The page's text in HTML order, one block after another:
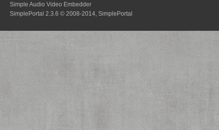
Simple Audio Video Embedder
SimplePortal 2.3.6 © 2008-2014, SimplePortal